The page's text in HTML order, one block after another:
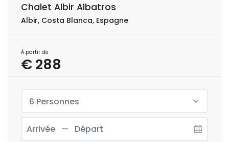
Chalet Albir Albatros
Albir, Costa Blanca, Espagne
À partir de
€ 288
6 Personnes